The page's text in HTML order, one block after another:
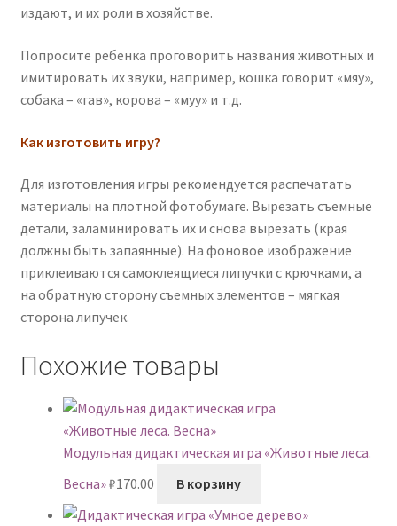
издают, и их роли в хозяйстве.
Попросите ребенка проговорить названия животных и
имитировать их звуки, например, кошка говорит «мяу»,
собака – «гав», корова – «муу» и т.д.
Как изготовить игру?
Для изготовления игры рекомендуется распечатать
материалы на плотной фотобумаге. Вырезать съемные
детали, заламинировать их и снова вырезать (края
должны быть запаянные). На фоновое изображение
приклеиваются самоклеящиеся липучки с крючками, а
на обратную сторону съемных элементов – мягкая
сторона липучек.
Похожие товары
Модульная дидактическая игра «Животные леса.
Весна»₽170.00 В корзину